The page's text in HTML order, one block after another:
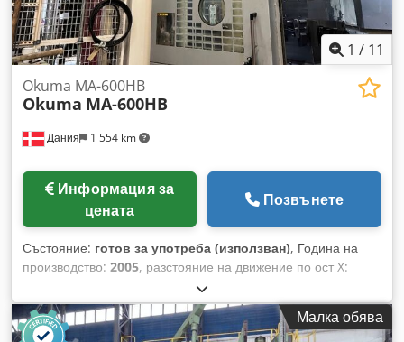
1 / 11
Дания 1 554 km
Okuma MA-600HB
Okuma MA-600HB
Информация за
цената
Позвънете
Състояние: готов за употреба (използван), Година на
производство: 2005, разстояние на движение по ост X:
, производител на контролери:
контролер:OSP E-100M, максимална скорост на вретеното:
12 000 об/мин, брой гнезда в магазинa за инструменти:
Малка обява